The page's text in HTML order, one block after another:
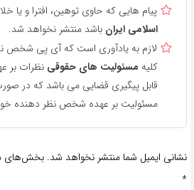
پیام هایی که حاوی توهین، افترا و یا
اسلامی ایران باشد منتشر نخواهد شد.
لازم به یادآوری است که آی پی شخص
کلیه مسئولیت های حقوقی نظرات بر
قابل پیگیری قضایی می باشد که در
مسئولیت بر عهده شخص نظر دهنده
نشانی ایمیل شما منتشر نخواهد شد. بخش‌های
*